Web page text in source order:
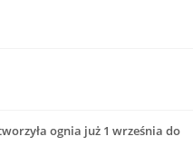
ognia już 1 września do